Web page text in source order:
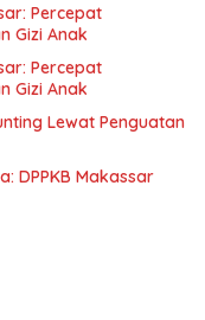
Percepat
Gizi Anak
Percepat
Gizi Anak
Lewat Penguatan
DPPKB Makassar